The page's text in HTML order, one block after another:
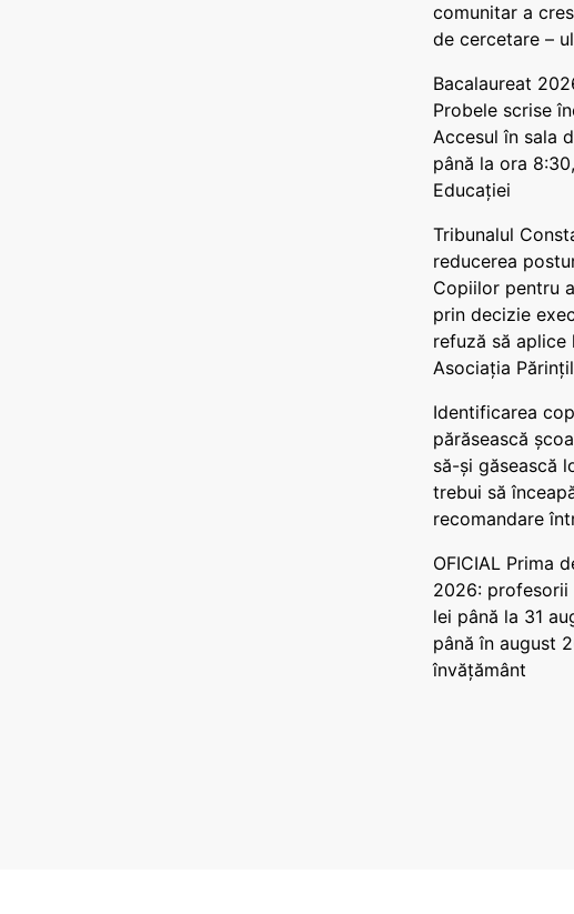
comunitar a
de cercetare –
Bacalaureat
Probele scrise
Accesul în sala
până la ora
Educației
Tribunalul
reducerea
Copiilor pentru
prin decizie
refuză să aplice
Asociația
Identificarea
părăsească
să-și găsească
trebui să
recomandare
OFICIAL Prima
2026: profesorii
lei până la 31
până în august
învățământ